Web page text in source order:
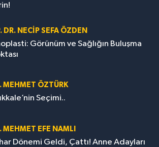
DR. NECIP SEFA ÖZDEN
Görünüm ve Sağlığın Buluşma
MEHMET ÖZTÜRK
Seçimi..
MEHMET EFE NAMLI
Dönemi Geldi, Çattı! Anne Adayları